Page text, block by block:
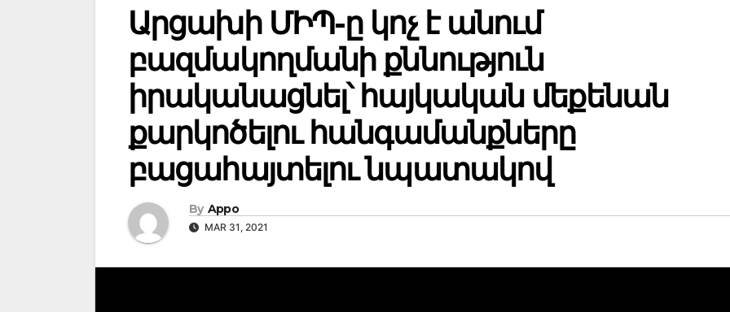
Արցախի ՄԻՊ-ը կոչ է անում
բազմակողմանի քննություն
իրականացնել՝ հայկական մեքենան
քարկոծելու հանգամանքները
բացահայտելու նպատակով
By Appo
MAR 31, 2021